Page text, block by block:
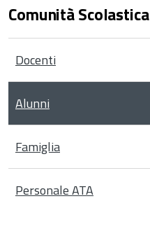
Comunità Scolastica
Docenti
Alunni
Famiglia
Personale ATA